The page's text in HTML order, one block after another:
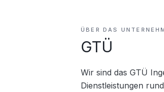
ÜBER DAS
GTÜ
Wir sind das GTÜ
Dienstleistungen